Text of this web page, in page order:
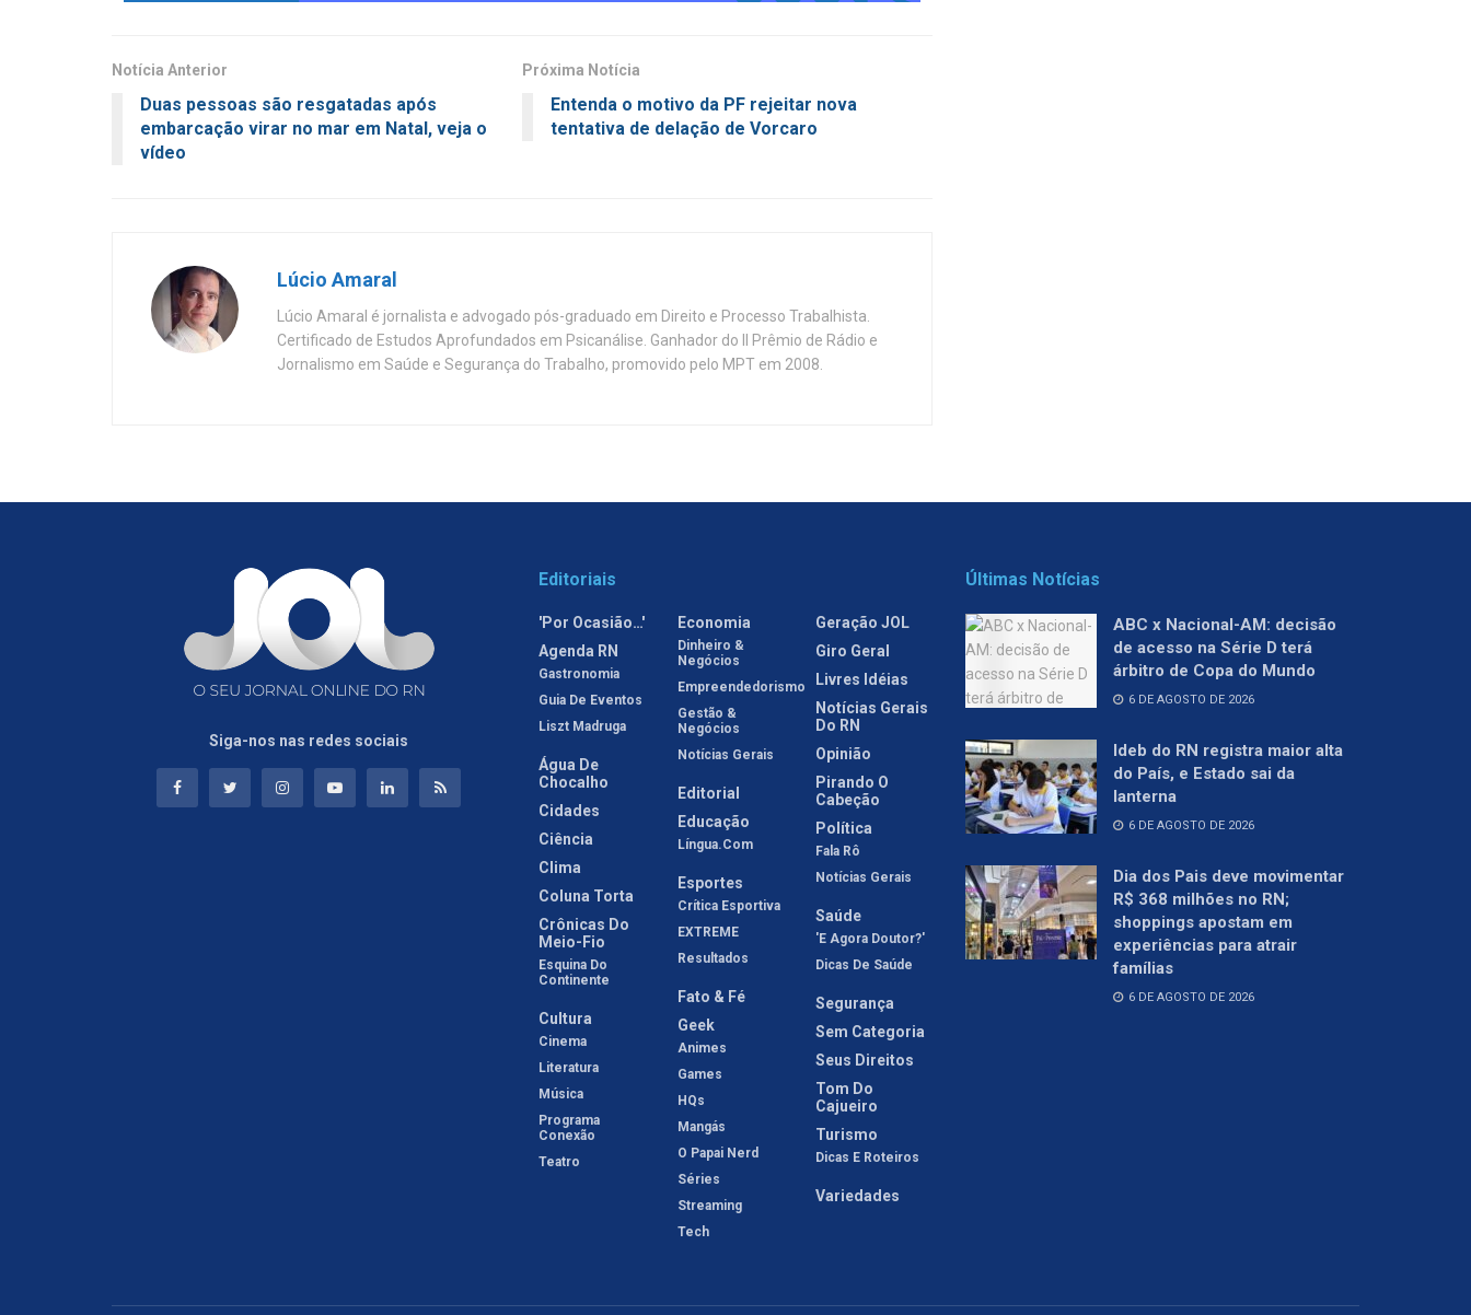
Notícia Anterior
Duas pessoas são resgatadas após
embarcação virar no mar em Natal, veja o
vídeo
Próxima Notícia
Entenda o motivo da PF rejeitar nova
tentativa de delação de Vorcaro
Lúcio Amaral
Lúcio Amaral é jornalista e advogado pós-graduado em Direito e Processo Trabalhista.
Certificado de Estudos Aprofundados em Psicanálise. Ganhador do II Prêmio de Rádio e
Jornalismo em Saúde e Segurança do Trabalho, promovido pelo MPT em 2008.
Siga-nos nas redes sociais
Editoriais
'Por Ocasião…'
Agenda RN
Gastronomia
Guia De Eventos
Liszt Madruga
Água De
Chocalho
Cidades
Ciência
Clima
Coluna Torta
Crônicas Do
Meio-Fio
Esquina Do
Continente
Cultura
Cinema
Literatura
Música
Programa
Conexão
Teatro
Economia
Dinheiro &
Negócios
Empreendedorismo
Gestão &
Negócios
Notícias Gerais
Editorial
Educação
Língua.com
Esportes
Crítica Esportiva
EXTREME
Resultados
Fato & Fé
Geek
Animes
Games
HQs
Mangás
O Papai Nerd
Séries
Streaming
Tech
Geração JOL
Giro Geral
Livres Idéias
Notícias Gerais
Do RN
Opinião
Pirando O
Cabeção
Política
Fala Rô
Notícias Gerais
Saúde
'E Agora Doutor?'
Dicas De Saúde
Segurança
Sem Categoria
Seus Direitos
Tom Do
Cajueiro
Turismo
Dicas E Roteiros
Variedades
Últimas Notícias
ABC x Nacional-AM: decisão
de acesso na Série D terá
árbitro de Copa do Mundo
6 DE AGOSTO DE 2026
Ideb do RN registra maior alta
do País, e Estado sai da
lanterna
6 DE AGOSTO DE 2026
Dia dos Pais deve movimentar
R$ 368 milhões no RN;
shoppings apostam em
experiências para atrair
famílias
6 DE AGOSTO DE 2026